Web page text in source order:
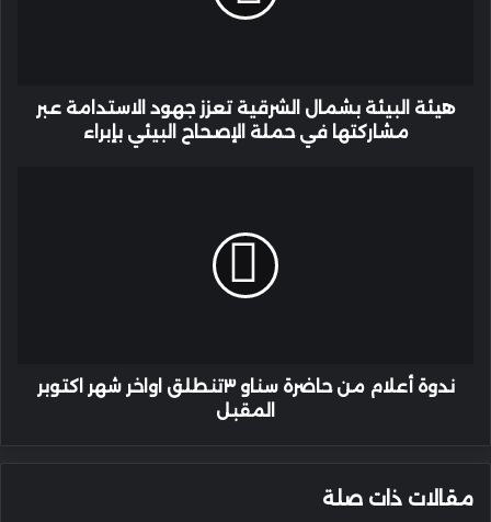
فيهيئة البيئة بشمال الشرقية تعزز جهود الاستدامة عبر
مشاركتها في حملة الإصحاح البيئي بإبراء
المقبل
ندوة أعلام من حاضرة سناو ٣تنطلق اواخر شهر اكتوبر
المقبل
مقالات ذات صلة